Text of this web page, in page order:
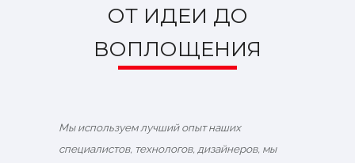
ОТ ИДЕИ ДО
ВОПЛОЩЕНИЯ
Мы используем лучший опыт наших
специалистов, технологов, дизайнеров, мы